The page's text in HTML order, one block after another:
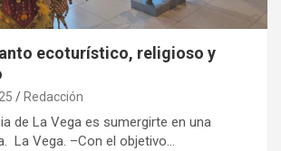
ecoturístico, religioso y
Redacción
de La Vega es sumergirte en una
La Vega. –Con el objetivo…